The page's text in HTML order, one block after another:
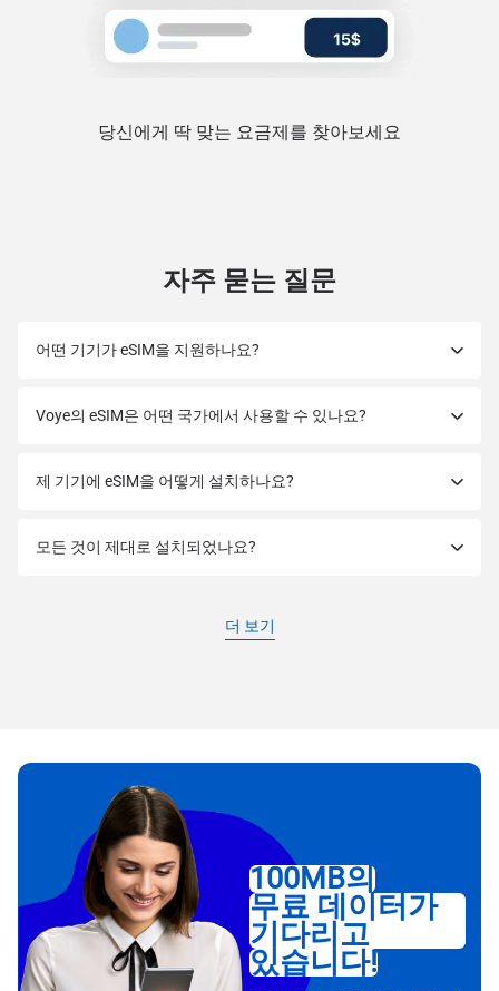
당신에게 딱 맞는 요금제를 찾아보세요
자주 묻는 질문
어떤 기기가 eSIM을 지원하나요?
Voye의 eSIM은 어떤 국가에서 사용할 수 있나요?
제 기기에 eSIM을 어떻게 설치하나요?
모든 것이 제대로 설치되었나요?
더 보기
100MB의
무료 데이터가
기다리고
있습니다!